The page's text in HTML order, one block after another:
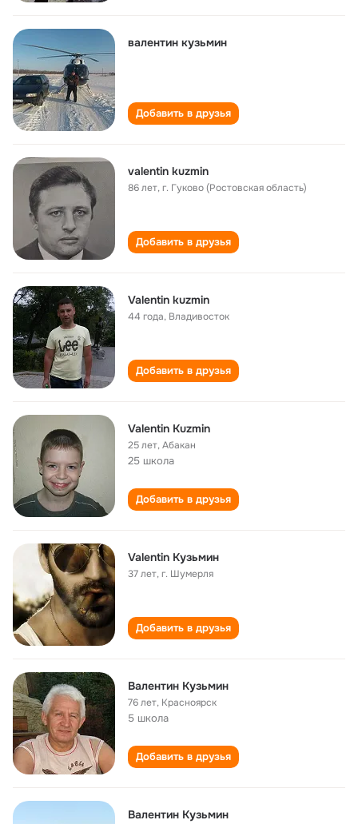
валентин кузьмин
Добавить в друзья
valentin kuzmin
86 лет,г. Гуково (Ростовская область)
Добавить в друзья
Valentin kuzmin
44 года, Владивосток
Добавить в друзья
Valentin Kuzmin
25 лет,Абакан
25 школа
Добавить в друзья
Valentin Кузьмин
37 лет,г. Шумерля
Добавить в друзья
Валентин Кузьмин
76 лет, Красноярск
5 школа
Добавить в друзья
Валентин Кузьмин